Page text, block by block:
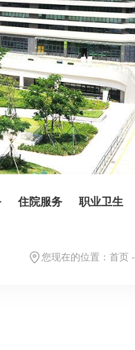
住院服务 职业卫生
您现在的位置： 首页 -